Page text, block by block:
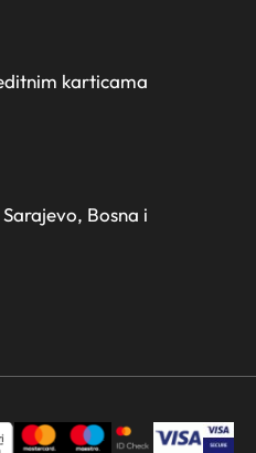
karticama
Bosna i